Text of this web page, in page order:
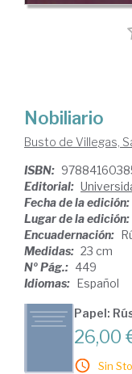
Nobiliario
Busto de Villegas,
ISBN:
Editorial:
Fecha de la edición:
Lugar de la edición:
Encuadernación:
Medidas: 23 cm
Nº Pág.: 449
Idiomas: Español
Papel:
26,00
Sin